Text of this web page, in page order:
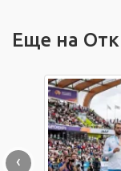
Еще на
‹